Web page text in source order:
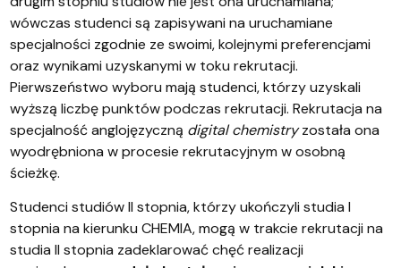
wówczas studenci są zapisywani na uruchamiane
specjalności zgodnie ze swoimi, kolejnymi preferencjami
oraz wynikami uzyskanymi w toku rekrutacji.
Pierwszeństwo wyboru mają studenci, którzy uzyskali
wyższą liczbę punktów podczas rekrutacji. Rekrutacja na
specjalność anglojęzyczną digital chemistryzostała ona
wyodrębniona w procesie rekrutacyjnym w osobną
ścieżkę.
Studenci studiów II stopnia, którzy ukończyli studia I
stopnia na kierunku CHEMIA, mogą w trakcie rekrutacji na
studia II stopnia zadeklarować chęć realizacji